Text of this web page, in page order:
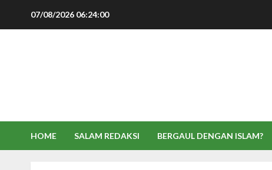
07/08/2026 06:24:00
HOME SALAM REDAKSI BERGAUL DENGAN ISLAM?